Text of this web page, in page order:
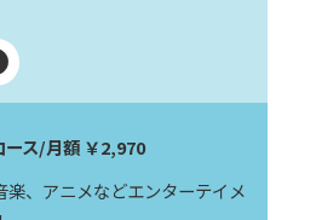
ス/月額 ￥2,970
楽、アニメなどエンターテイメ